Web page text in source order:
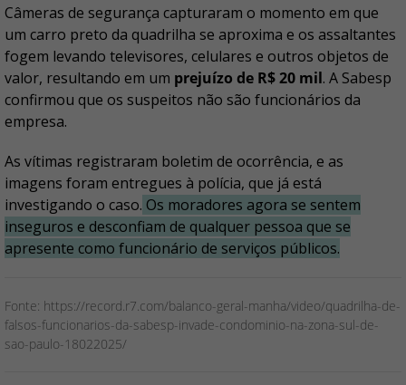
Câmeras de segurança capturaram o momento em que
um carro preto da quadrilha se aproxima e os assaltantes
fogem levando televisores, celulares e outros objetos de
valor, resultando em um prejuízo de R$ 20 mil. A Sabesp
confirmou que os suspeitos não são funcionários da
empresa.
As vítimas registraram boletim de ocorrência, e as
imagens foram entregues à polícia, que já está
investigando o caso. Os moradores agora se sentem
inseguros e desconfiam de qualquer pessoa que se
apresente como funcionário de serviços públicos.
Fonte: https://record.r7.com/balanco-geral-manha/video/quadrilha-de-
falsos-funcionarios-da-sabesp-invade-condominio-na-zona-sul-de-
sao-paulo-18022025/